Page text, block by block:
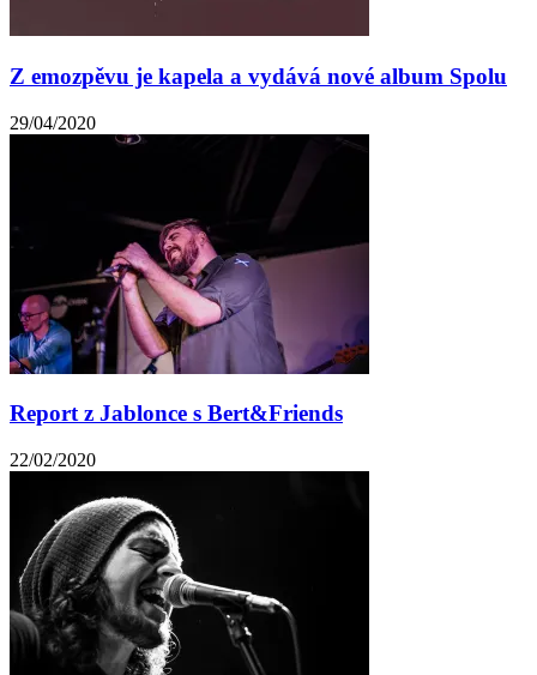
Z emozpěvu je kapela a vydává nové album Spolu
29/04/2020
Report z Jablonce s Bert&Friends
22/02/2020